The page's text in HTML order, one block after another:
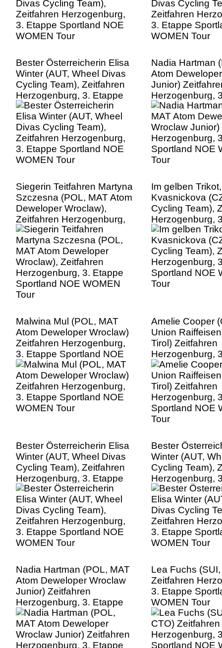
Bester Österreicherin Elisa
Winter (AUT, Wheel Divas
Cycling Team), Zeitfahren
Herzogenburg, 3. Etappe
Sportland NOE WOMEN
Tour
Nadia Hartman
Atom
Junior)
Herzogenburg,
Sportland NOE
Tour
Siegerin Teitfahren Martyna
Szczesna (POL, MAT Atom
Deweloper Wroclaw),
Zeitfahren Herzogenburg,
3. Etappe Sportland NOE
WOMEN Tour
Im gelben
Kvasnickova
Cycling Team),
Herzogenburg,
Sportland NOE
Tour
Malwina Mul (POL, MAT
Atom Deweloper Wroclaw)
Zeitfahren Herzogenburg,
3. Etappe Sportland NOE
WOMEN Tour
Amelie Cooper
Union
Tirol) Zeitfahren
Herzogenburg,
Sportland NOE
Tour
Bester Österreicherin Elisa
Winter (AUT, Wheel Divas
Cycling Team), Zeitfahren
Herzogenburg, 3. Etappe
Sportland NOE WOMEN
Tour
Bester
Winter (AUT,
Cycling Team),
Herzogenburg,
Sportland NOE
Tour
Nadia Hartman (POL, MAT
Atom Deweloper Wroclaw
Junior) Zeitfahren
Herzogenburg, 3. Etappe
Sportland NOE WOMEN
Tour
Lea Fuchs
Zeitfahren
3. Etappe
WOMEN Tour